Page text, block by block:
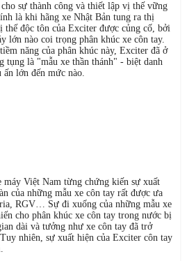
sự thành công và thiết lập vị thế vững
là khi hãng xe Nhật Bản tung ra thị
thế độc tôn của Exciter được củng cố, bởi
lớn nào coi trọng phân khúc xe côn tay.
năng của phân khúc này, Exciter đã ở
tụng là "mẫu xe thần thánh" - biệt danh
ấn lớn đến mức nào.
Việt Nam từng chứng kiến sự xuất
của những mẫu xe côn tay rất được ưa
RGV… Sự đi xuống của những mẫu xe
cho phân khúc xe côn tay trong nước bị
dài và tưởng như xe côn tay đã trở
nhiên, sự xuất hiện của Exciter côn tay